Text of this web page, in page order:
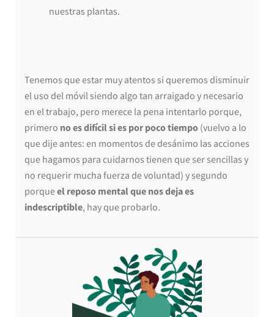
nuestras plantas.
Tenemos que estar muy atentos si queremos disminuir
el uso del móvil siendo algo tan arraigado y necesario
en el trabajo, pero merece la pena intentarlo porque,
primero no es difícil si es por poco tiempo (vuelvo a lo
que dije antes: en momentos de desánimo las acciones
que hagamos para cuidarnos tienen que ser sencillas y
no requerir mucha fuerza de voluntad) y segundo
porqueel reposo mental que nos deja es
indescriptible, hay que probarlo.